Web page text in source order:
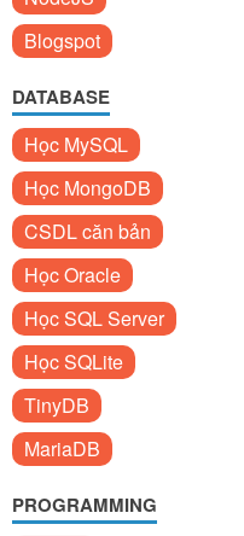
Blogspot
DATABASE
Học MySQL
Học MongoDB
CSDL căn bản
Học Oracle
Học SQL Server
Học SQLite
TinyDB
MariaDB
PROGRAMMING